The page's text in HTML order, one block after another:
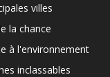
villes
la chance
à l'environnement
inclassables